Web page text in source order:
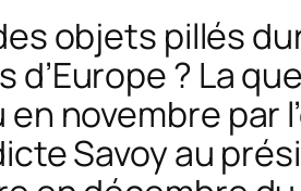
objets pillés
d’Europe ? La
novembre par
Savoy au